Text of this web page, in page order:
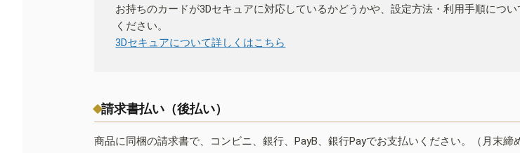
お持ちのカードが3Dセキュアに対応しているかどうかや、設定方法・利用手順につい
ください。
3Dセキュアについて詳しくはこちら
請求書払い（後払い）
商品に同梱の請求書で、コンビニ、銀行、PayB、銀行Payでお支払いください。（月末締